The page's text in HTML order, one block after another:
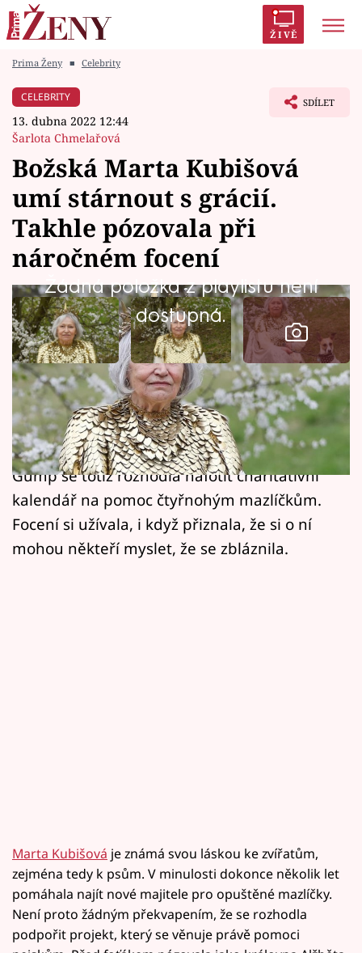
ŽIVĚ
Módní alarm
Témata
Celebrity
Vztahy
Seriály
Horoskopy
Sledujte prima+
Filmový festival Karlovy Vary
Pořady
Mámy sobě
Prima Ženy ■ Celebrity
CELEBRITY
13. dubna 2022 12:44
Šarlota Chmelařová
SDÍLET
Božská Marta Kubišová
umí stárnout s grácií.
Takhle pózovala při
náročném focení
Žádná položka z playlistu není
dostupná.
Marta Kubišová patří bezpochyby mezi naše
nejlepší zpěvačky. Kromě božského hlasu a
krásy má ale také dobré srdce. V rámci filmu
Gump se totiž rozhodla nafotit charitativní
kalendář na pomoc čtyřnohým mazlíčkům.
Focení si užívala, i když přiznala, že si o ní
mohou někteří myslet, že se zbláznila.
Marta Kubišová je známá svou láskou ke zvířatům,
zejména tedy k psům. V minulosti dokonce několik let
pomáhala najít nové majitele pro opuštěné mazlíčky.
Není proto žádným překvapením, že se rozhodla
podpořit projekt, který se věnuje právě pomoci